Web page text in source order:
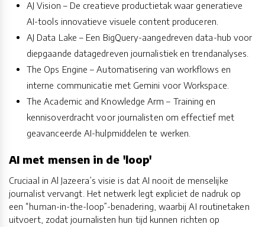
AJ Vision – De creatieve productietak waar generatieve
AI-tools innovatieve visuele content produceren.
AJ Data Lake – Een BigQuery-aangedreven data-hub voor
diepgaande datagedreven journalistiek en trendanalyses.
The Ops Engine – Automatisering van workflows en
interne communicatie met Gemini voor Workspace.
The Academic and Knowledge Arm – Training en
kennisoverdracht voor journalisten om effectief met
geavanceerde AI-hulpmiddelen te werken.
AI met mensen in de 'loop'
Cruciaal in Al Jazeera’s visie is dat AI nooit de menselijke
journalist vervangt. Het netwerk legt expliciet de nadruk op
een “human-in-the-loop”-benadering, waarbij AI routinetaken
uitvoert, zodat journalisten hun tijd kunnen richten op